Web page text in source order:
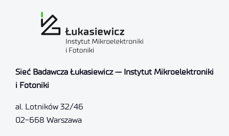
Sieć Badawcza Łukasiewicz — Instytut Mikroelektroniki
i Fotoniki
al. Lotników 32/46
02-668 Warszawa